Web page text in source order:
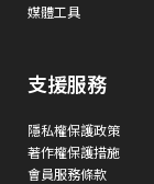
媒體工具
支援服務
隱私權保護政策
著作權保護措施
會員服務條款